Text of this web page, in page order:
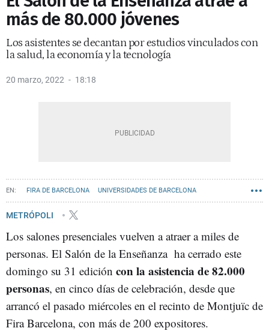
más de 80.000 jóvenes
Los asistentes se decantan por estudios vinculados con
la salud, la economía y la tecnología
20 marzo, 2022 18:18
FIRA DE BARCELONA UNIVERSIDADES DE BARCELONA
SALONES BARCELONA
METRÓPOLI
Los salones presenciales vuelven a atraer a miles de
personas. El Salón de la Enseñanza ha cerrado este
domingo su 31 edición con la asistencia de 82.000
personas, en cinco días de celebración, desde que
arrancó el pasado miércoles en el recinto de Montjuïc de
Fira Barcelona, con más de 200 expositores.